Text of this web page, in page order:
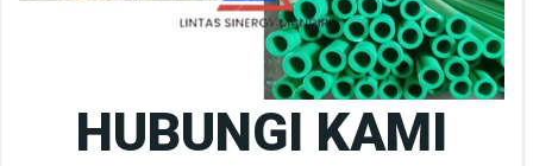
HUBUNGI KAMI